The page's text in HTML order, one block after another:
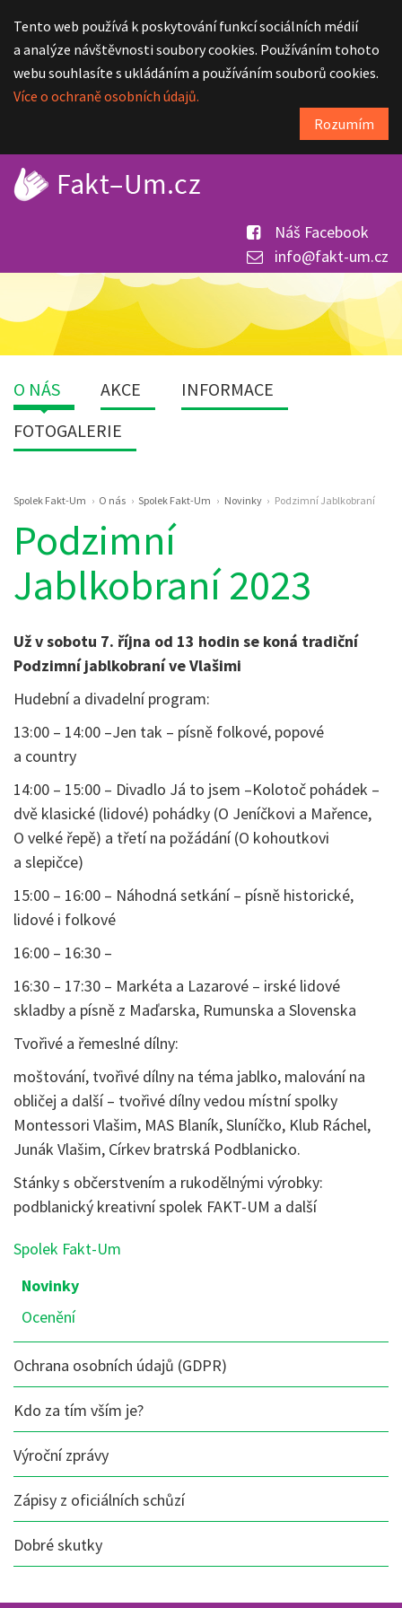
Tento web používá k poskytování funkcí sociálních médií
a analýze návštěvnosti soubory cookies. Používáním tohoto
webu souhlasíte s ukládáním a používáním souborů cookies.
Více o ochraně osobních údajů.
Rozumím
Náš Facebook
info@fakt-um.cz
O NÁS AKCE
INFORMACE
FOTOGALERIE
Spolek Fakt-Um O nás Spolek Fakt-Um Novinky Podzimní Jablkobraní
Podzimní
Jablkobraní 2023
Už v sobotu 7. října od 13 hodin se koná tradiční
Podzimní jablkobraní ve Vlašimi
Hudební a divadelní program:
13:00 – 14:00 –Jen tak – písně folkové, popové
a country
14:00 – 15:00 – Divadlo Já to jsem –Kolotoč pohádek –
dvě klasické (lidové) pohádky (O Jeníčkovi a Mařence,
O velké řepě) a třetí na požádání (O kohoutkovi
a slepičce)
15:00 – 16:00 – Náhodná setkání – písně historické,
lidové i folkové
16:00 – 16:30 –
16:30 – 17:30 – Markéta a Lazarové – irské lidové
skladby a písně z Maďarska, Rumunska a Slovenska
Tvořivé a řemeslné dílny:
moštování, tvořivé dílny na téma jablko, malování na
obličej a další – tvořivé dílny vedou místní spolky
Montessori Vlašim, MAS Blaník, Sluníčko, Klub Ráchel,
Junák Vlašim, Církev bratrská Podblanicko.
Stánky s občerstvením a rukodělnými výrobky:
podblanický kreativní spolek FAKT-UM a další
Nabídka
sekce:
O
nás
Spolek Fakt-Um
Novinky
Ocenění
Ochrana osobních údajů (GDPR)
Kdo za tím vším je?
Výroční zprávy
Zápisy z oficiálních schůzí
Dobré skutky